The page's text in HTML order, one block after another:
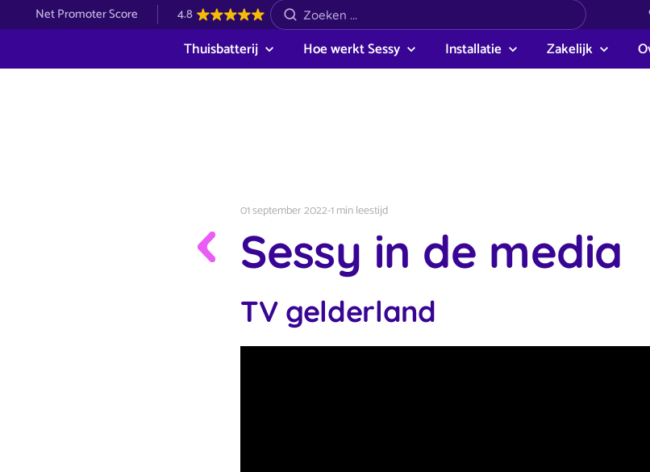
Net Promoter Score 4.8
Thuisbatterij Hoe werkt Sessy Installatie Zakelijk
01 september 2022-1 min leestijd
Sessy in de media
TV gelderland